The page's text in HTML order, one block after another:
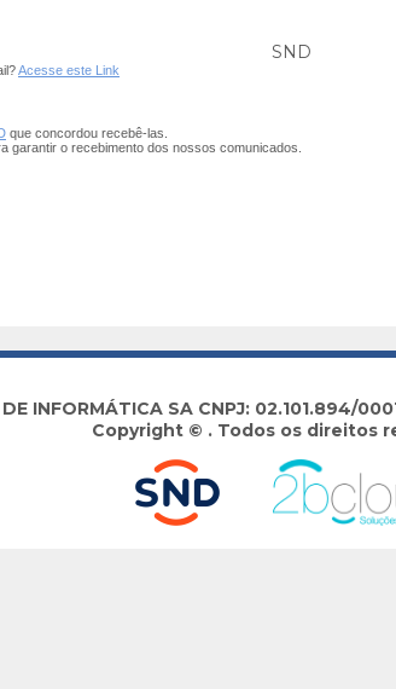
SND
Acesse este Link
que concordou recebê-las.
garantir o recebimento dos nossos comunicados.
INFORMÁTICA SA CNPJ: 02.101.894/
Copyright © . Todos os direitos